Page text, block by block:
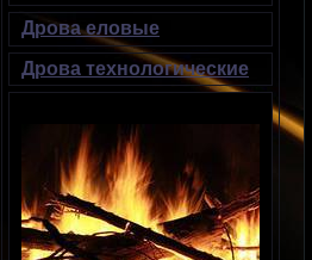
Дрова еловые
Дрова технологические